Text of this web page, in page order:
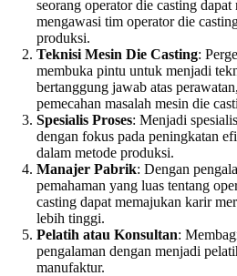
seorang operator die casting
mengawasi tim operator die
produksi.
Teknisi Mesin Die Casting:
membuka pintu untuk menjadi
bertanggung jawab atas
pemecahan masalah mesin die
Spesialis Proses: Menjadi
dengan fokus pada peningkatan
dalam metode produksi.
Manajer Pabrik: Dengan
pemahaman yang luas tentang
casting dapat memajukan karir
lebih tinggi.
Pelatih atau Konsultan:
pengalaman dengan menjadi
manufaktur.